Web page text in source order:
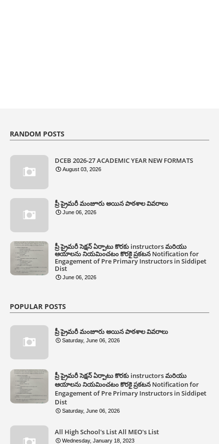
RANDOM POSTS
DCEB 2026-27 ACADEMIC YEAR NEW FORMATS
August 03, 2026
ప్రీ ప్రైమరీ మంజూరు అయిన పాఠశాల వివరాలు
June 06, 2026
ప్రీ ప్రైమరీ సెక్షన్ ఏర్పాటు కొరకు instructors మరియు
ఆయాలను నియమించటం కొరకై ప్రకటన Notification for
Engagement of Pre Primary Instructors in Siddipet
Dist
June 06, 2026
POPULAR POSTS
ప్రీ ప్రైమరీ మంజూరు అయిన పాఠశాల వివరాలు
Saturday, June 06, 2026
ప్రీ ప్రైమరీ సెక్షన్ ఏర్పాటు కొరకు instructors మరియు
ఆయాలను నియమించటం కొరకై ప్రకటన Notification for
Engagement of Pre Primary Instructors in Siddipet
Dist
Saturday, June 06, 2026
All High School's List All MEO's List
Wednesday, January 18, 2023